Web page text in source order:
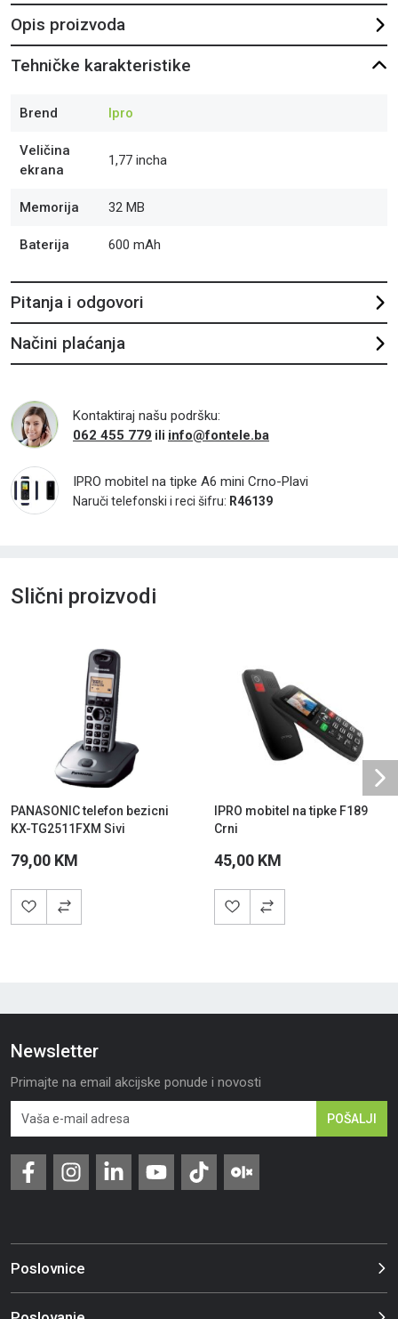
Opis proizvoda
Tehničke karakteristike
Brend Ipro
Veličina
ekrana
1,77 incha
Memorija 32 MB
Baterija 600 mAh
Pitanja i odgovori
Načini plaćanja
Kontaktiraj našu podršku:
062 455 779 ili info@fontele.ba
IPRO mobitel na tipke A6 mini Crno-Plavi
Naruči telefonski i reci šifru: R46139
Slični proizvodi
PANASONIC telefon bezicni
KX-TG2511FXM Sivi
79,00 KM
IPRO mobitel na tipke F189
Crni
45,00 KM
Newsletter
Primajte na email akcijske ponude i novosti
POŠALJI
Poslovnice